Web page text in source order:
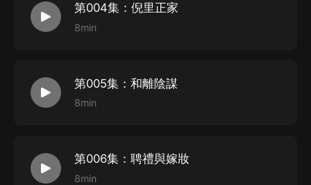
酒歌書影 飾：馬大正/ 陳老爺 等
蔚藍比鄰星 飾：謝文晉 等
創作團隊：
畫本：秋季悅音
第004集：倪里正家
8min
第005集：和離陰謀
8min
第006集：聘禮與嫁妝
8min